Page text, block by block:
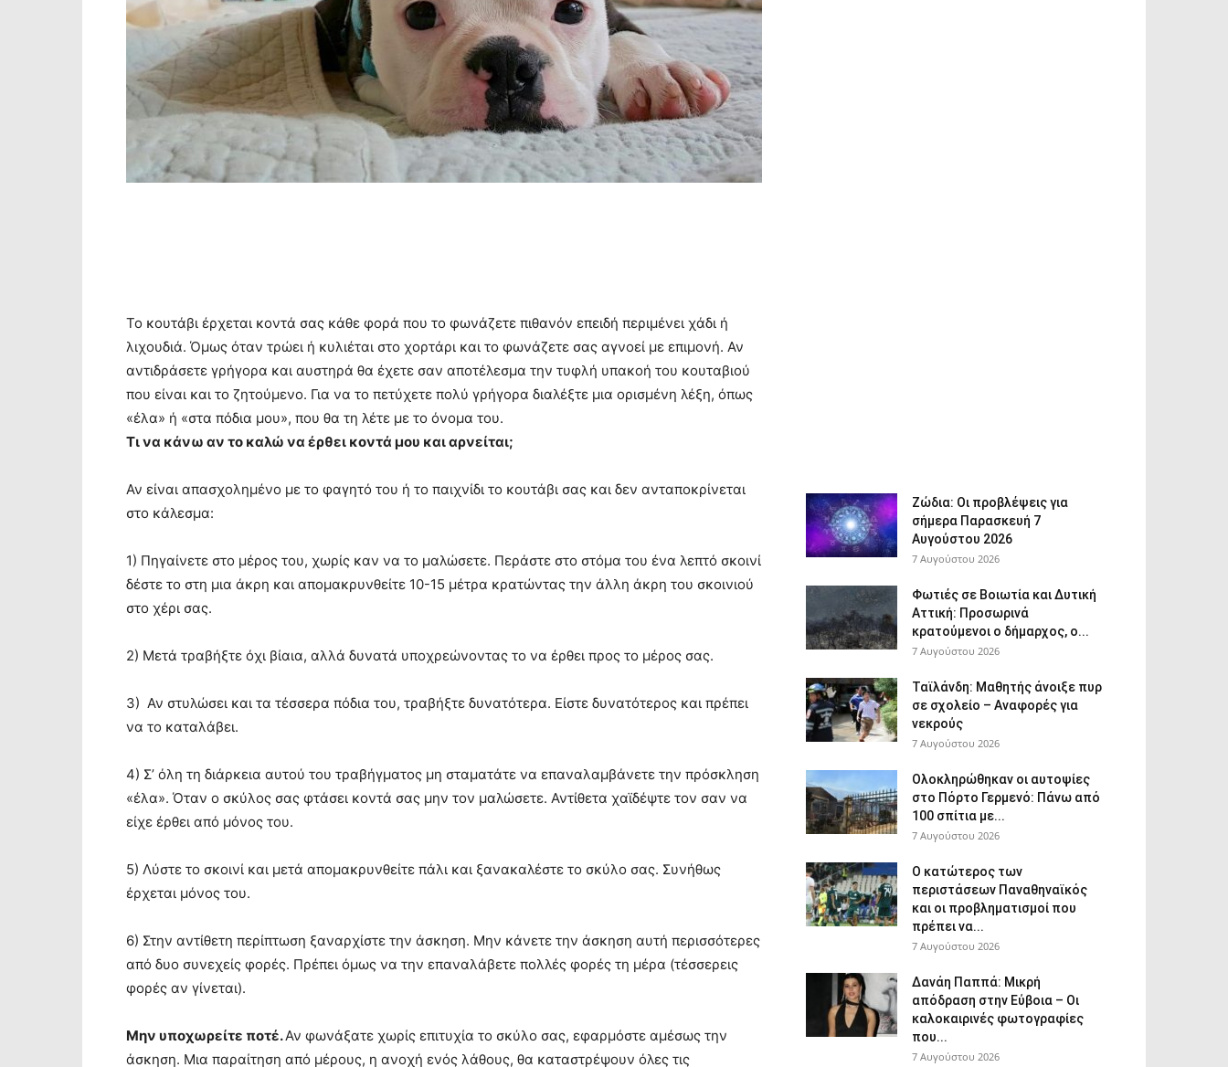
Το κουτάβι έρχεται κοντά σας κάθε φορά που το φωνάζετε πιθανόν επειδή περιμένει χάδι ή
λιχουδιά. Όμως όταν τρώει ή κυλιέται στο χορτάρι και το φωνάζετε σας αγνοεί με επιμονή. Αν
αντιδράσετε γρήγορα και αυστηρά θα έχετε σαν αποτέλεσμα την τυφλή υπακοή του κουταβιού
που είναι και το ζητούμενο. Για να το πετύχετε πολύ γρήγορα διαλέξτε μια ορισμένη λέξη, όπως
«έλα» ή «στα πόδια μου», που θα τη λέτε με το όνομα του.
Τι να κάνω αν το καλώ να έρθει κοντά μου και αρνείται;
Αν είναι απασχολημένο με το φαγητό του ή το παιχνίδι το κουτάβι σας και δεν ανταποκρίνεται
στο κάλεσμα:
1) Πηγαίνετε στο μέρος του, χωρίς καν να το μαλώσετε. Περάστε στο στόμα του ένα λεπτό σκοινί
δέστε το στη μια άκρη και απομακρυνθείτε 10-15 μέτρα κρατώντας την άλλη άκρη του σκοινιού
στο χέρι σας.
2) Μετά τραβήξτε όχι βίαια, αλλά δυνατά υποχρεώνοντας το να έρθει προς το μέρος σας.
3) Αν στυλώσει και τα τέσσερα πόδια του, τραβήξτε δυνατότερα. Είστε δυνατότερος και πρέπει
να το καταλάβει.
4) Σ’ όλη τη διάρκεια αυτού του τραβήγματος μη σταματάτε να επαναλαμβάνετε την πρόσκληση
«έλα». Όταν ο σκύλος σας φτάσει κοντά σας μην τον μαλώσετε. Αντίθετα χαϊδέψτε τον σαν να
είχε έρθει από μόνος του.
5) Λύστε το σκοινί και μετά απομακρυνθείτε πάλι και ξανακαλέστε το σκύλο σας. Συνήθως
έρχεται μόνος του.
6) Στην αντίθετη περίπτωση ξαναρχίστε την άσκηση. Μην κάνετε την άσκηση αυτή περισσότερες
από δυο συνεχείς φορές. Πρέπει όμως να την επαναλάβετε πολλές φορές τη μέρα (τέσσερεις
φορές αν γίνεται).
Μην υποχωρείτε ποτέ.Αν φωνάξατε χωρίς επιτυχία το σκύλο σας, εφαρμόστε αμέσως την
άσκηση. Μια παραίτηση από μέρους, η ανοχή ενός λάθους, θα καταστρέψουν όλες τις
Ζώδια: Οι προβλέψεις για
σήμερα Παρασκευή 7
Αυγούστου 2026
7 Αυγούστου 2026
Φωτιές σε Βοιωτία και Δυτική
Αττική: Προσωρινά
κρατούμενοι ο δήμαρχος, ο...
7 Αυγούστου 2026
Ταϊλάνδη: Μαθητής άνοιξε πυρ
σε σχολείο – Αναφορές για
νεκρούς
7 Αυγούστου 2026
Ολοκληρώθηκαν οι αυτοψίες
στο Πόρτο Γερμενό: Πάνω από
100 σπίτια με...
7 Αυγούστου 2026
Ο κατώτερος των
περιστάσεων Παναθηναϊκός
και οι προβληματισμοί που
πρέπει να...
7 Αυγούστου 2026
Δανάη Παππά: Μικρή
απόδραση στην Εύβοια – Οι
καλοκαιρινές φωτογραφίες
που...
7 Αυγούστου 2026